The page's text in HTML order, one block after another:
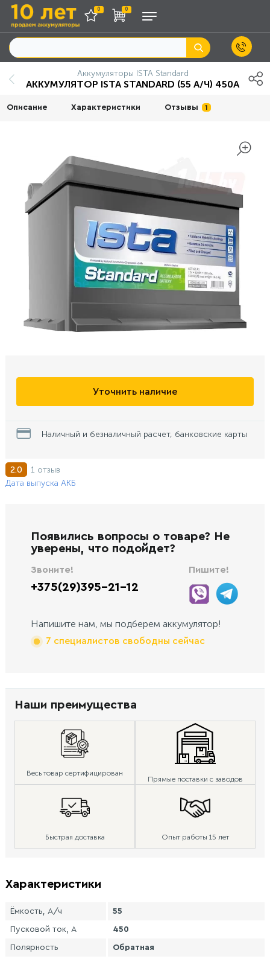
0 0
Аккумуляторы ISTA Standard
АККУМУЛЯТОР ISTA STANDARD (55 А/Ч) 450А
Описание Характеристики Отзывы 1
Уточнить наличие
Наличный и безналичный расчет, банковские карты
2.0
1 отзыв
Дата выпуска АКБ
Появились вопросы о товаре? Не
уверены, что подойдет?
Звоните!
+375(29)395-21-12
Пишите!
Напишите нам, мы подберем аккумулятор!
7 специалистов свободны сейчас
Наши преимущества
Весь товар сертифицирован
Прямые поставки с заводов
Быстрая доставка Опыт работы 15 лет
Характеристики
Ёмкость, А/ч 55
Пусковой ток, А 450
Полярность Обратная